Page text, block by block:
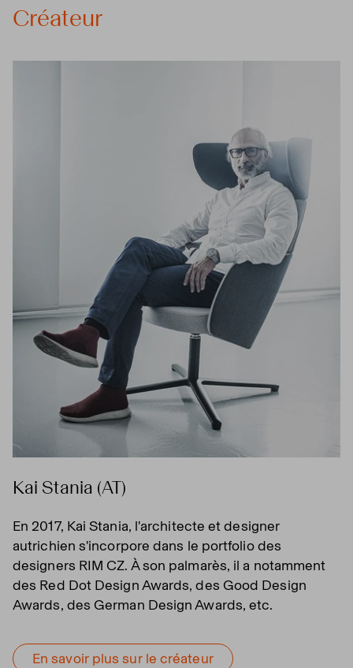
Créateur
Kai Stania (AT)
En 2017, Kai Stania, l'architecte et designer
autrichien s'incorpore dans le portfolio des
designers RIM CZ. À son palmarès, il a notamment
des Red Dot Design Awards, des Good Design
Awards, des German Design Awards, etc.
En savoir plus sur le créateur